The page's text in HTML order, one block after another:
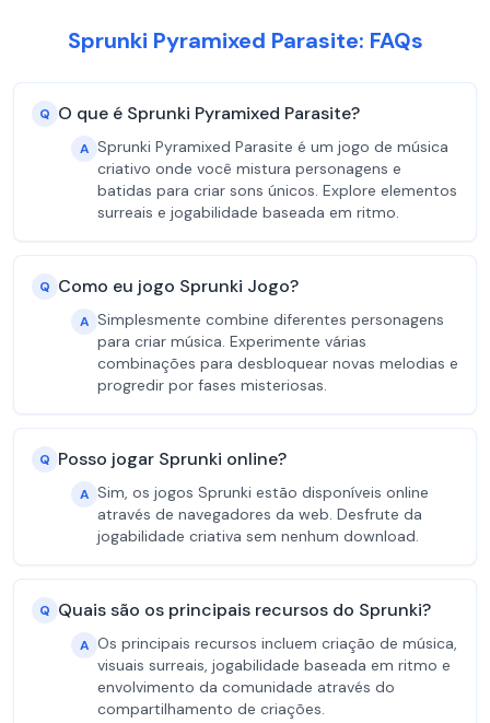
Sprunki Pyramixed Parasite: FAQs
Q O que é Sprunki Pyramixed Parasite?
A Sprunki Pyramixed Parasite é um jogo de música
criativo onde você mistura personagens e
batidas para criar sons únicos. Explore elementos
surreais e jogabilidade baseada em ritmo.
Q Como eu jogo Sprunki Jogo?
A Simplesmente combine diferentes personagens
para criar música. Experimente várias
combinações para desbloquear novas melodias e
progredir por fases misteriosas.
Q Posso jogar Sprunki online?
A Sim, os jogos Sprunki estão disponíveis online
através de navegadores da web. Desfrute da
jogabilidade criativa sem nenhum download.
Q Quais são os principais recursos do Sprunki?
A Os principais recursos incluem criação de música,
visuais surreais, jogabilidade baseada em ritmo e
envolvimento da comunidade através do
compartilhamento de criações.